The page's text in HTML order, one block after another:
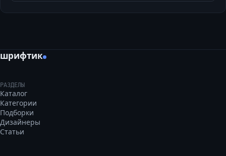
шрифтик
РАЗДЕЛЫ
Каталог
Категории
Подборки
Дизайнеры
Статьи